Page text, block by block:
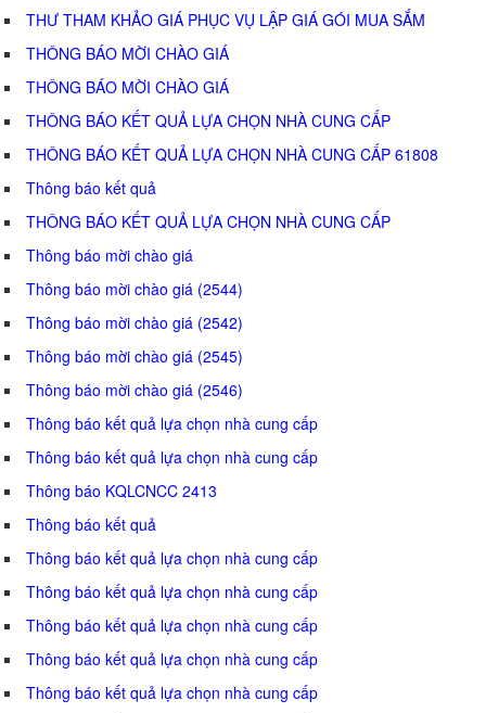
THƯ THAM KHẢO GIÁ PHỤC VỤ LẬP GIÁ GÓI MUA SẮM
THÔNG BÁO MỜI CHÀO GIÁ
THÔNG BÁO MỜI CHÀO GIÁ
THÔNG BÁO KẾT QUẢ LỰA CHỌN NHÀ CUNG CẤP
THÔNG BÁO KẾT QUẢ LỰA CHỌN NHÀ CUNG CẤP 61808
Thông báo kết quả
THÔNG BÁO KẾT QUẢ LỰA CHỌN NHÀ CUNG CẤP
Thông báo mời chào giá
Thông báo mời chào giá (2544)
Thông báo mời chào giá (2542)
Thông báo mời chào giá (2545)
Thông báo mời chào giá (2546)
Thông báo kết quả lựa chọn nhà cung cấp
Thông báo kết quả lựa chọn nhà cung cấp
Thông báo KQLCNCC 2413
Thông báo kết quả
Thông báo kết quả lựa chọn nhà cung cấp
Thông báo kết quả lựa chọn nhà cung cấp
Thông báo kết quả lựa chọn nhà cung cấp
Thông báo kết quả lựa chọn nhà cung cấp
Thông báo kết quả lựa chọn nhà cung cấp